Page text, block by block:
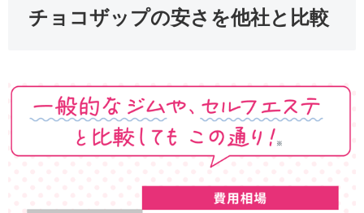
チョコザップの安さを他社と比較